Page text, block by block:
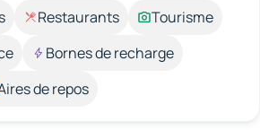
Restaurants
Tourisme
Bornes de recharge
de repos